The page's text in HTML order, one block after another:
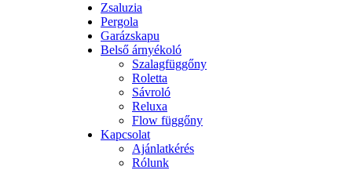
Zsaluzia
Pergola
Garázskapu
Belső árnyékoló
Szalagfüggőny
Roletta
Sávroló
Reluxa
Flow függőny
Kapcsolat
Ajánlatkérés
Rólunk